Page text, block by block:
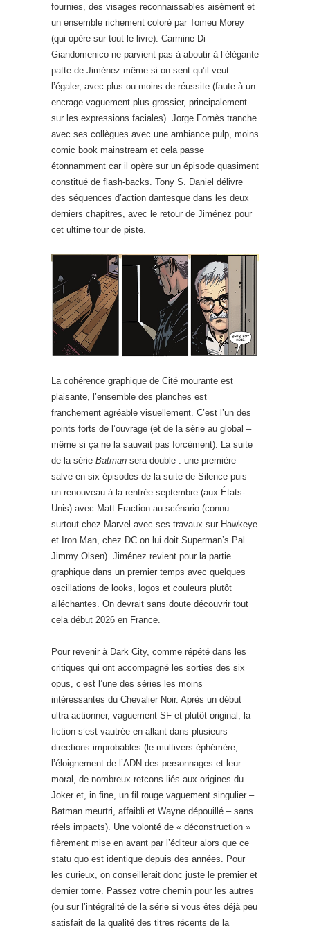
fournies, des visages reconnaissables aisément et
un ensemble richement coloré par Tomeu Morey
(qui opère sur tout le livre). Carmine Di
Giandomenico ne parvient pas à aboutir à l’élégante
patte de Jiménez même si on sent qu’il veut
l’égaler, avec plus ou moins de réussite (faute à un
encrage vaguement plus grossier, principalement
sur les expressions faciales). Jorge Fornès tranche
avec ses collègues avec une ambiance pulp, moins
comic book mainstream et cela passe
étonnamment car il opère sur un épisode quasiment
constitué de flash-backs. Tony S. Daniel délivre
des séquences d’action dantesque dans les deux
derniers chapitres, avec le retour de Jiménez pour
cet ultime tour de piste.
La cohérence graphique de Cité mourante est
plaisante, l’ensemble des planches est
franchement agréable visuellement. C’est l’un des
points forts de l’ouvrage (et de la série au global –
même si ça ne la sauvait pas forcément). La suite
de la série Batman sera double : une première
salve en six épisodes de la suite de Silence puis
un renouveau à la rentrée septembre (aux États-
Unis) avec Matt Fraction au scénario (connu
surtout chez Marvel avec ses travaux sur Hawkeye
et Iron Man, chez DC on lui doit Superman’s Pal
Jimmy Olsen). Jiménez revient pour la partie
graphique dans un premier temps avec quelques
oscillations de looks, logos et couleurs plutôt
alléchantes. On devrait sans doute découvrir tout
cela début 2026 en France.
Pour revenir à Dark City, comme répété dans les
critiques qui ont accompagné les sorties des six
opus, c’est l’une des séries les moins
intéressantes du Chevalier Noir. Après un début
ultra actionner, vaguement SF et plutôt original, la
fiction s’est vautrée en allant dans plusieurs
directions improbables (le multivers éphémère,
l’éloignement de l’ADN des personnages et leur
moral, de nombreux retcons liés aux origines du
Joker et, in fine, un fil rouge vaguement singulier –
Batman meurtri, affaibli et Wayne dépouillé – sans
réels impacts). Une volonté de « déconstruction »
fièrement mise en avant par l’éditeur alors que ce
statu quo est identique depuis des années. Pour
les curieux, on conseillerait donc juste le premier et
dernier tome. Passez votre chemin pour les autres
(ou sur l’intégralité de la série si vous êtes déjà peu
satisfait de la qualité des titres récents de la